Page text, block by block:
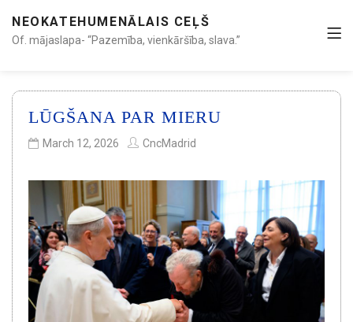
NEOKATEHUMENĀLAIS CEĻŠ
Of. mājaslapa- “Pazemība, vienkāršība, slava.”
LŪGŠANA PAR MIERU
March 12, 2026 CncMadrid